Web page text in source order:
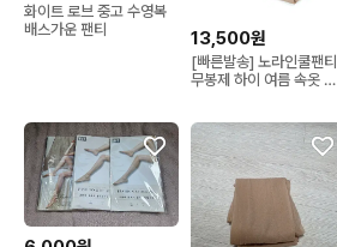
화이트 로브 중고 수영복
배스가운 팬티
13,500원
[빠른발송] 노라인쿨팬티
무봉제 하이 여름 속옷 쿨